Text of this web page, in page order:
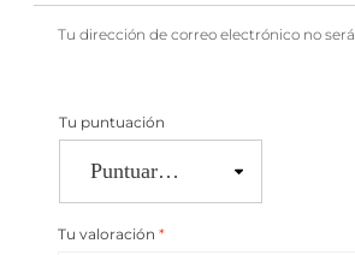
Tu dirección de correo electrónico no
Tu puntuación
Tu valoración *